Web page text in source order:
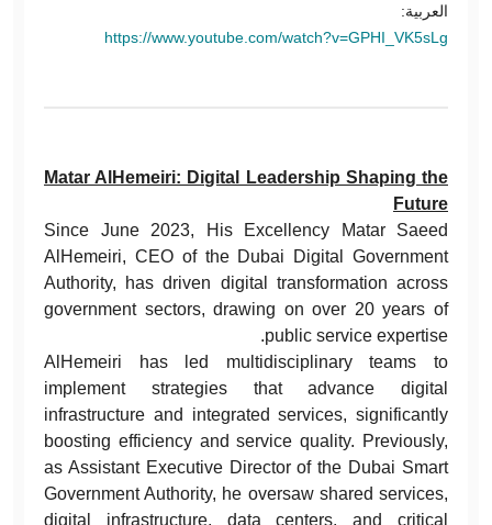
العربية:
https://www.youtube.com/watch?v=GPHI_VK5sLg
Matar AlHemeiri: Digital Leadership Shaping the
Future
Since June 2023, His Excellency Matar Saeed
AlHemeiri, CEO of the Dubai Digital Government
Authority, has driven digital transformation across
government sectors, drawing on over 20 years of
public service expertise.
AlHemeiri has led multidisciplinary teams to
implement strategies that advance digital
infrastructure and integrated services, significantly
boosting efficiency and service quality. Previously,
as Assistant Executive Director of the Dubai Smart
Government Authority, he oversaw shared services,
digital infrastructure, data centers, and critical